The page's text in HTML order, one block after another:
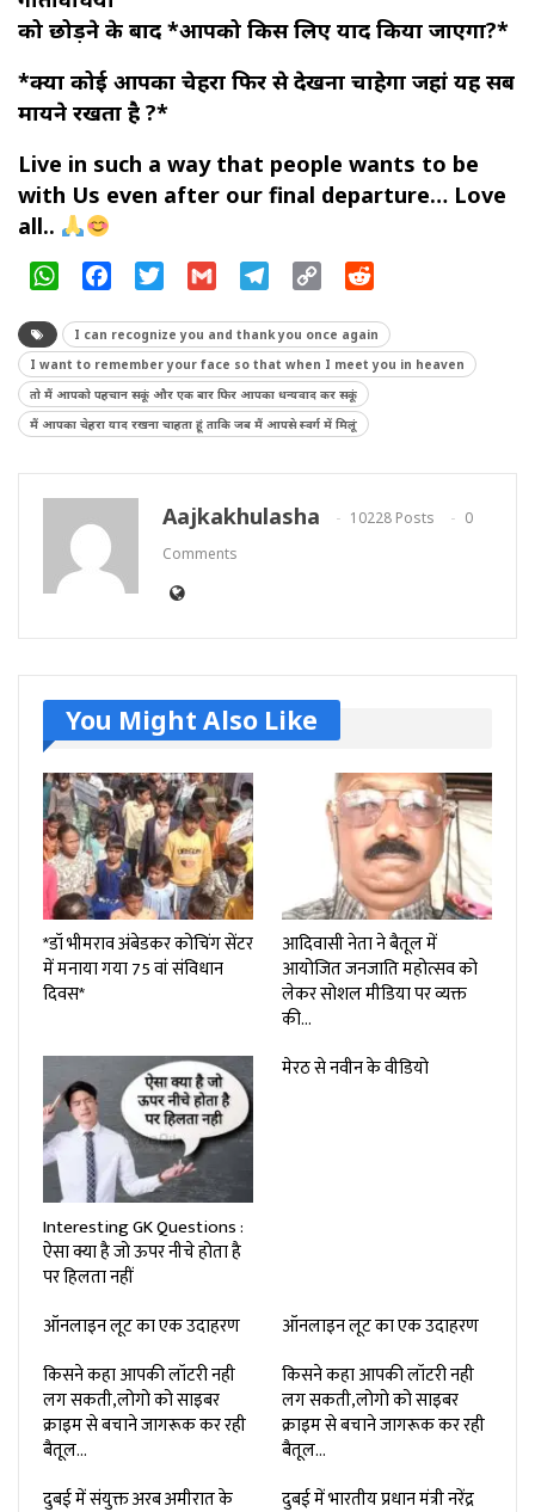
को छोड़ने के बाद *आपको किस लिए याद किया जाएगा?*
*क्या कोई आपका चेहरा फिर से देखना चाहेगा जहां यह सब
मायने रखता है ?*
Live in such a way that people wants to be
with Us even after our final departure… Love
all..
WhatsAppFacebookTwitter Gmail Telegram
Copy
I can recognize you and thank you once again
I want to remember your face so that when I meet you in heaven
तो मैं आपको पहचान सकूं और एक बार फिर आपका धन्यवाद कर सकूं
मैं आपका चेहरा याद रखना चाहता हूं ताकि जब मैं आपसे स्वर्ग में मिलूं
Aajkakhulasha 10228 Posts
0
Comments
You Might Also Like
*डॉ भीमराव अंबेडकर कोचिंग सेंटर
में मनाया गया 75 वां संविधान
दिवस*
आदिवासी नेता ने बैतूल में
आयोजित जनजाति महोत्सव को
लेकर सोशल मीडिया पर व्यक्त
की…
Interesting GK Questions :
ऐसा क्या है जो ऊपर नीचे होता है
पर हिलता नहीं
मेरठ से नवीन के वीडियो
ऑनलाइन लूट का एक उदाहरण
ऑनलाइन लूट का एक उदाहरण
किसने कहा आपकी लॉटरी नही
लग सकती,लोगो को साइबर
क्राइम से बचाने जागरूक कर रही
बैतूल…
किसने कहा आपकी लॉटरी नही
लग सकती,लोगो को साइबर
क्राइम से बचाने जागरूक कर रही
बैतूल…
दुबई में संयुक्त अरब अमीरात के
दुबई में भारतीय प्रधान मंत्री नरेंद्र